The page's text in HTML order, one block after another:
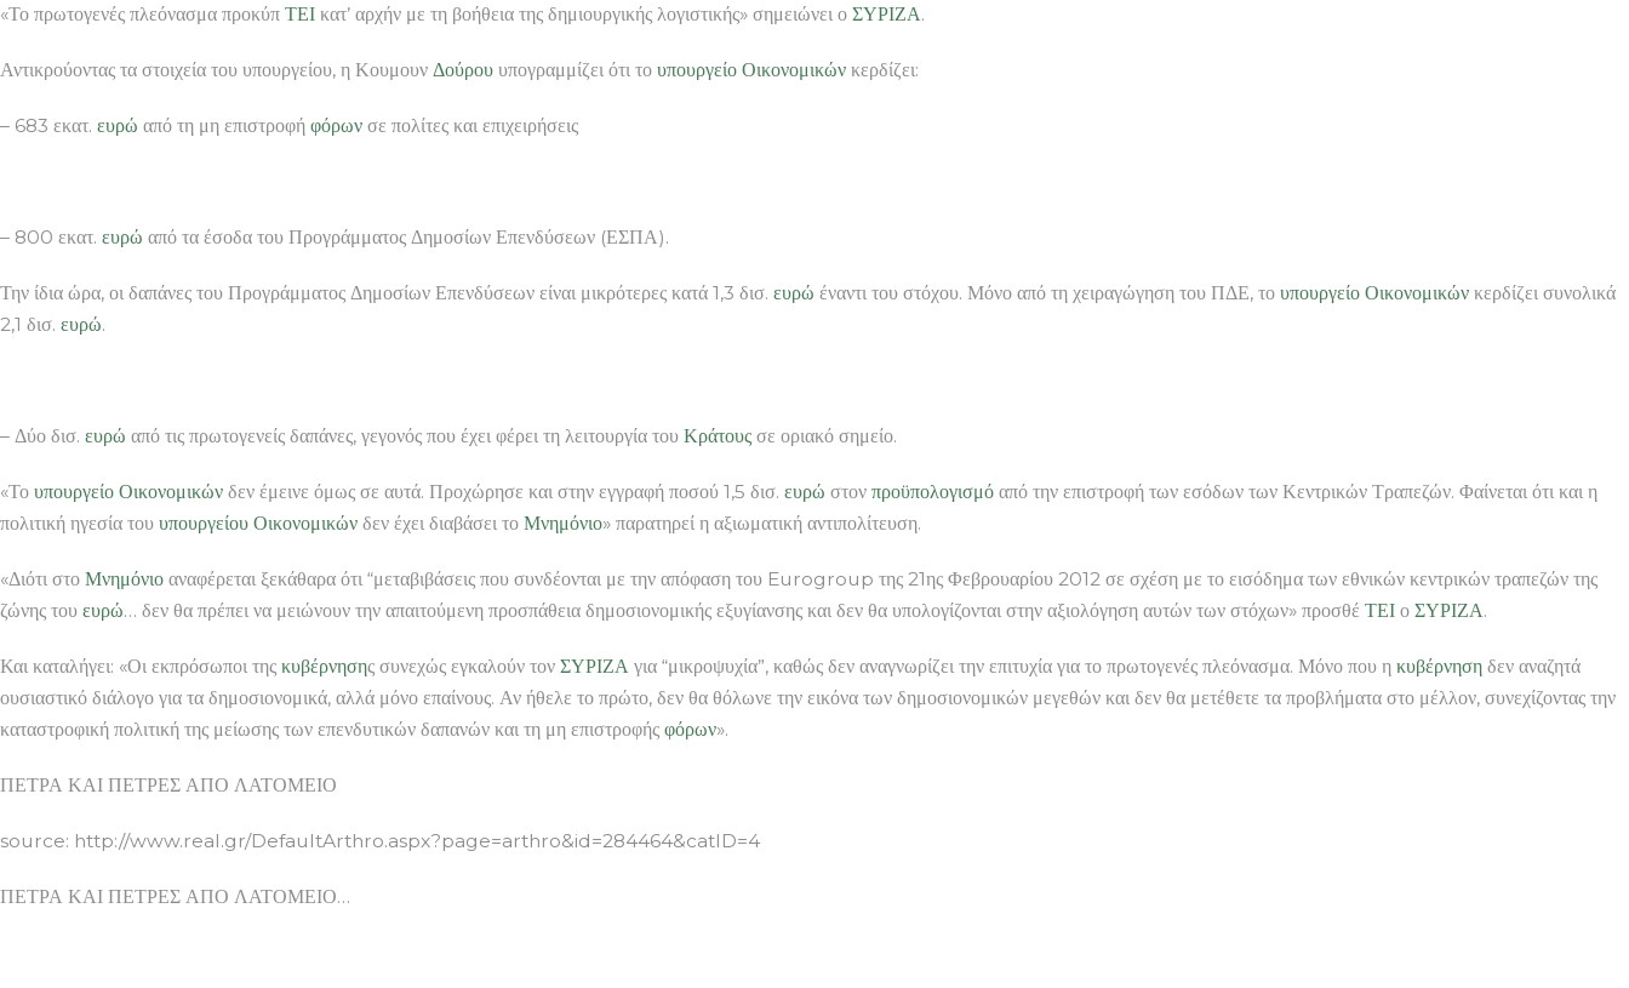
«Το πρωτογενές πλεόνασμα προκύπ ΤΕΙ κατ’ αρχήν με τη βοήθεια της δημιουργικής λογιστικής» σημειώνει ο ΣΥΡΙΖΑ.
Αντικρούοντας τα στοιχεία του υπουργείου, η Κουμουν Δούρου υπογραμμίζει ότι το υπουργείο Οικονομικών κερδίζει:
– 683 εκατ. ευρώ από τη μη επιστροφή φόρων σε πολίτες και επιχειρήσεις
– 800 εκατ. ευρώ από τα έσοδα του Προγράμματος Δημοσίων Επενδύσεων (ΕΣΠΑ).
Την ίδια ώρα, οι δαπάνες του Προγράμματος Δημοσίων Επενδύσεων είναι μικρότερες κατά 1,3 δισ. ευρώ έναντι του στόχου. Μόνο από τη χειραγώγηση του ΠΔΕ, το υπουργείο Οικονομικών κερδίζει συνολικά
2,1 δισ. ευρώ.
– Δύο δισ. ευρώ από τις πρωτογενείς δαπάνες, γεγονός που έχει φέρει τη λειτουργία του Κράτους σε οριακό σημείο.
«Το υπουργείο Οικονομικών δεν έμεινε όμως σε αυτά. Προχώρησε και στην εγγραφή ποσού 1,5 δισ. ευρώ στον προϋπολογισμό από την επιστροφή των εσόδων των Κεντρικών Τραπεζών. Φαίνεται ότι και η
πολιτική ηγεσία του υπουργείου Οικονομικών δεν έχει διαβάσει το Μνημόνιο» παρατηρεί η αξιωματική αντιπολίτευση.
«Διότι στο Μνημόνιο αναφέρεται ξεκάθαρα ότι “μεταβιβάσεις που συνδέονται με την απόφαση του Eurogroup της 21ης Φεβρουαρίου 2012 σε σχέση με το εισόδημα των εθνικών κεντρικών τραπεζών της
ζώνης του ευρώ… δεν θα πρέπει να μειώνουν την απαιτούμενη προσπάθεια δημοσιονομικής εξυγίανσης και δεν θα υπολογίζονται στην αξιολόγηση αυτών των στόχων» προσθέ ΤΕΙ ο ΣΥΡΙΖΑ.
Και καταλήγει: «Οι εκπρόσωποι της κυβέρνησης συνεχώς εγκαλούν τον ΣΥΡΙΖΑ για “μικροψυχία”, καθώς δεν αναγνωρίζει την επιτυχία για το πρωτογενές πλεόνασμα. Μόνο που η κυβέρνηση δεν αναζητά
ουσιαστικό διάλογο για τα δημοσιονομικά, αλλά μόνο επαίνους. Αν ήθελε το πρώτο, δεν θα θόλωνε την εικόνα των δημοσιονομικών μεγεθών και δεν θα μετέθετε τα προβλήματα στο μέλλον, συνεχίζοντας την
καταστροφική πολιτική της μείωσης των επενδυτικών δαπανών και τη μη επιστροφής φόρων».
ΠΕΤΡΑ ΚΑΙ ΠΕΤΡΕΣ ΑΠΟ ΛΑΤΟΜΕΙΟ
source: http://www.real.gr/DefaultArthro.aspx?page=arthro&id=284464&catID=4
ΠΕΤΡΑ ΚΑΙ ΠΕΤΡΕΣ ΑΠΟ ΛΑΤΟΜΕΙΟ…